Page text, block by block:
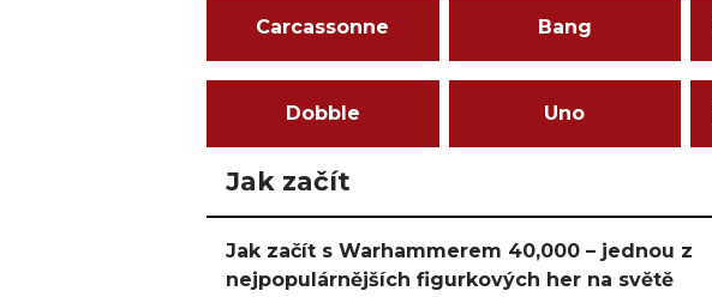
Carcassonne Bang
Dobble Uno
Jak začít
Jak začít s Warhammerem 40,000 – jednou z
nejpopulárnějších figurkových her na světě